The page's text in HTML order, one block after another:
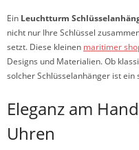
Ein Leuchtturm
nicht nur Ihre Schlüssel
setzt. Diese kleinen maritimer
Designs und Materialien. Ob
solcher Schlüsselanhänger ist ein
Eleganz am
Uhren